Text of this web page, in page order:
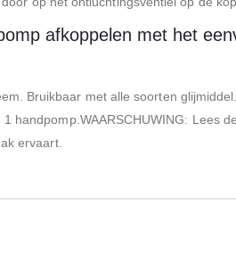
afkoppelen met het
Bruikbaar met alle soorten
Lees
ervaart.